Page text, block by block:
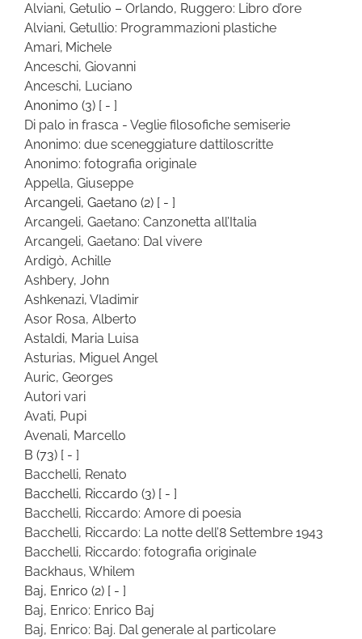
Alviani, Getulio – Orlando, Ruggero: Libro d’ore
Alviani, Getullio: Programmazioni plastiche
Amari, Michele
Anceschi, Giovanni
Anceschi, Luciano
Anonimo (3) [ - ]
Di palo in frasca - Veglie filosofiche semiserie
Anonimo: due sceneggiature dattiloscritte
Anonimo: fotografia originale
Appella, Giuseppe
Arcangeli, Gaetano (2) [ - ]
Arcangeli, Gaetano: Canzonetta all’Italia
Arcangeli, Gaetano: Dal vivere
Ardigò, Achille
Ashbery, John
Ashkenazi, Vladimir
Asor Rosa, Alberto
Astaldi, Maria Luisa
Asturias, Miguel Angel
Auric, Georges
Autori vari
Avati, Pupi
Avenali, Marcello
B (73) [ - ]
Bacchelli, Renato
Bacchelli, Riccardo (3) [ - ]
Bacchelli, Riccardo: Amore di poesia
Bacchelli, Riccardo: La notte dell’8 Settembre 1943
Bacchelli, Riccardo: fotografia originale
Backhaus, Whilem
Baj, Enrico (2) [ - ]
Baj, Enrico: Enrico Baj
Baj, Enrico: Baj. Dal generale al particolare